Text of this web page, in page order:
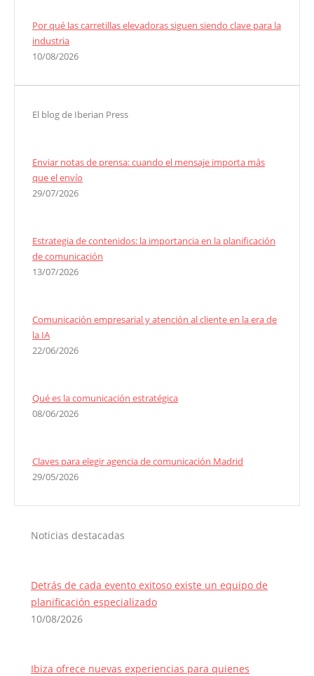
Por qué las carretillas elevadoras siguen siendo clave para la
industria
10/08/2026
El blog de Iberian Press
Enviar notas de prensa: cuando el mensaje importa más
que el envío
29/07/2026
Estrategia de contenidos: la importancia en la planificación
de comunicación
13/07/2026
Comunicación empresarial y atención al cliente en la era de
la IA
22/06/2026
Qué es la comunicación estratégica
08/06/2026
Claves para elegir agencia de comunicación Madrid
29/05/2026
Noticias destacadas
Detrás de cada evento exitoso existe un equipo de
planificación especializado
10/08/2026
Ibiza ofrece nuevas experiencias para quienes